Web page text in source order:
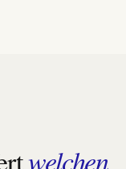
welchen